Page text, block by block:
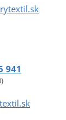
941